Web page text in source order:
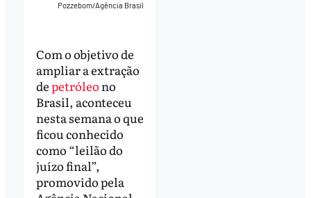
Pozzebom/Agência Brasil
Com o objetivo de
ampliar a extração
depetróleo no
Brasil, aconteceu
nesta semana o que
ficou conhecido
como “leilão do
juízo final”,
promovido pela